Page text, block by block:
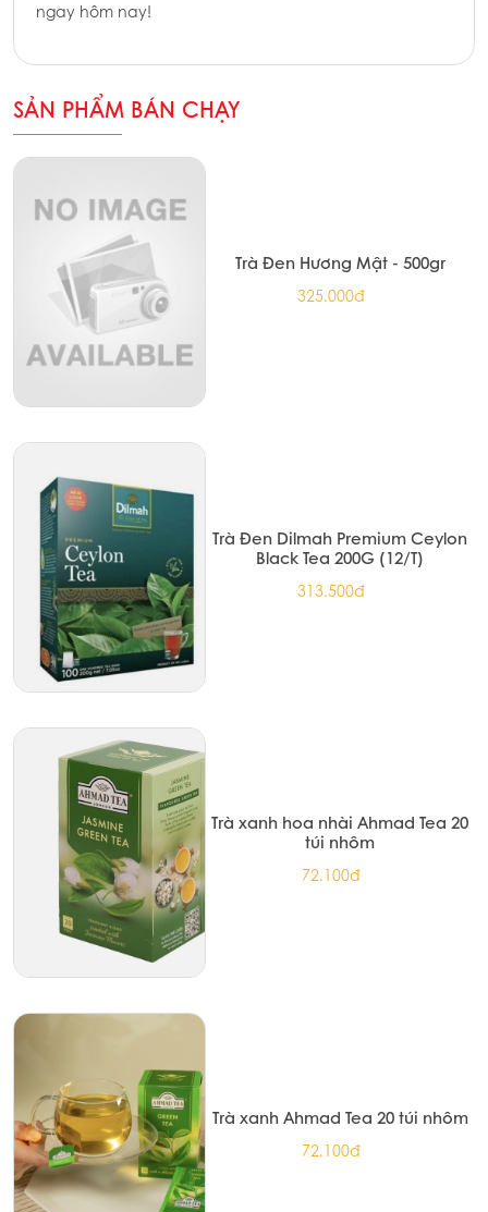
ngay hôm nay!
SẢN PHẨM BÁN CHẠY
Trà Đen Hương Mật - 500gr
325.000đ
Trà Đen Dilmah Premium Ceylon
Black Tea 200G (12/T)
313.500đ
Trà xanh hoa nhài Ahmad Tea 20
túi nhôm
72.100đ
Trà xanh Ahmad Tea 20 túi nhôm
72.100đ